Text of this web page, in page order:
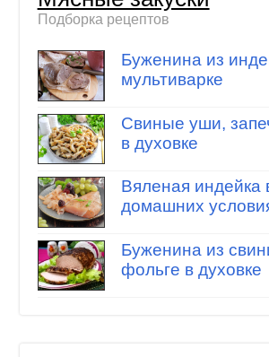
Подборка рецептов
Буженина из
мультиварке
Свиные уши,
в духовке
Вяленая индейка
домашних
Буженина из
фольге в духовке